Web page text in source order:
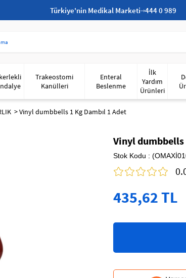
Türkiye'nin Medikal Marketi 444 0 989
Trakeostomi
Kanülleri
Enteral
Beslenme
İlk
Yardım
Ürünleri
Vinyl dumbbells 1 Kg Dambıl 1 Adet
Vinyl dumbbells
Stok Kodu
435,62 TL